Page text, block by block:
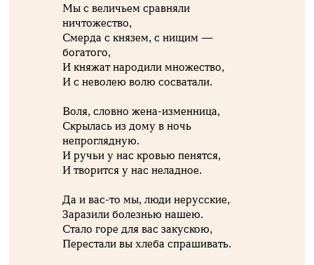
Мы с величьем сравняли
ничтожество,
Смерда с князем, с нищим —
богатого,
И княжат народили множество,
И с неволею волю сосватали.
Воля, словно жена-изменница,
Скрылась из дому в ночь
непроглядную.
И ручьи у нас кровью пенятся,
И творится у нас неладное.
Да и вас-то мы, люди нерусские,
Заразили болезнью нашею.
Стало горе для вас закускою,
Перестали вы хлеба спрашивать.